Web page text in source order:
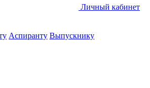
Личный кабинет
Аспиранту Выпускнику